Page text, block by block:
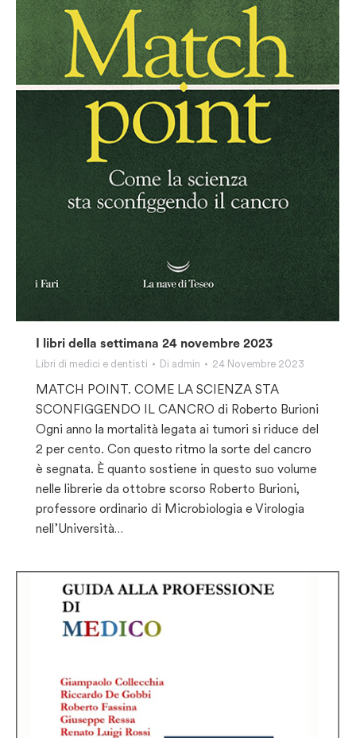
I libri della settimana 24 novembre 2023
Libri di medici e dentisti Di admin 24 Novembre 2023
MATCH POINT. COME LA SCIENZA STA
SCONFIGGENDO IL CANCRO di Roberto Burioni
Ogni anno la mortalità legata ai tumori si riduce del
2 per cento. Con questo ritmo la sorte del cancro
è segnata. È quanto sostiene in questo suo volume
nelle librerie da ottobre scorso Roberto Burioni,
professore ordinario di Microbiologia e Virologia
nell’Università…